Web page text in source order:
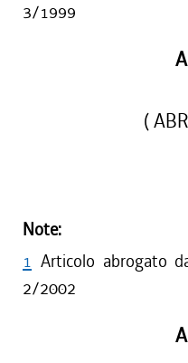
3/1999
(
Note:
1 Articolo abrogato
2/2002